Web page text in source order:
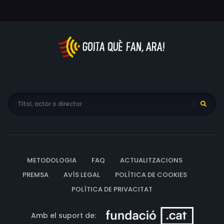
METODOLOGIA FAQ
ACTUALITZACIONS
PREMSA
AVÍS LEGAL
POLÍTICA DE COOKIES
POLÍTICA DE PRIVACITAT
Amb el suport de: